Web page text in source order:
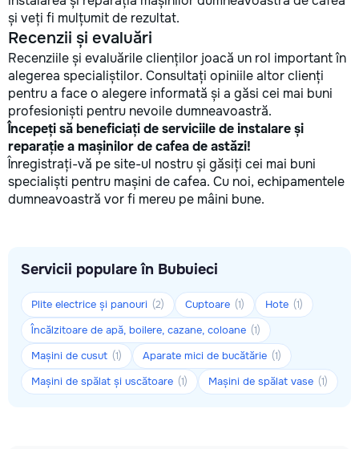
și veți fi mulțumit de rezultat.
Recenzii și evaluări
Recenziile și evaluările clienților joacă un rol important în
alegerea specialiștilor. Consultați opiniile altor clienți
pentru a face o alegere informată și a găsi cei mai buni
profesioniști pentru nevoile dumneavoastră.
Începeți să beneficiați de serviciile de instalare și
reparație a mașinilor de cafea de astăzi!
Înregistrați-vă pe site-ul nostru și găsiți cei mai buni
specialiști pentru mașini de cafea. Cu noi, echipamentele
dumneavoastră vor fi mereu pe mâini bune.
Servicii populare în Bubuieci
Plite electrice și panouri (2) Cuptoare (1) Hote (1)
Încălzitoare de apă, boilere, cazane, coloane (1)
Mașini de cusut (1) Aparate mici de bucătărie (1)
Mașini de spălat și uscătoare (1) Mașini de spălat vase (1)